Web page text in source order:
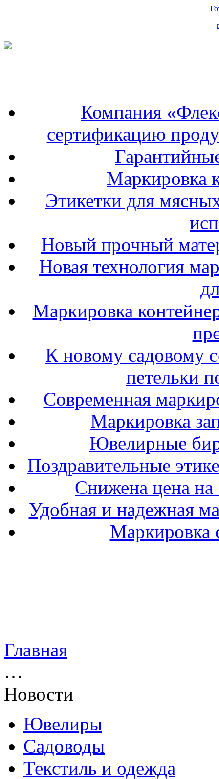
Компания
сертификацию
Маркировка
Этикетки для
Новый прочный
Новая технология
Маркировка
К новому садовому
петельки
Современная
Маркировка
Ювелирные
Поздравительные
Снижена цена на
Удобная и надежная
Маркировка
Главная
…
Новости
Ювелиры
Садоводы
Текстиль и одежда